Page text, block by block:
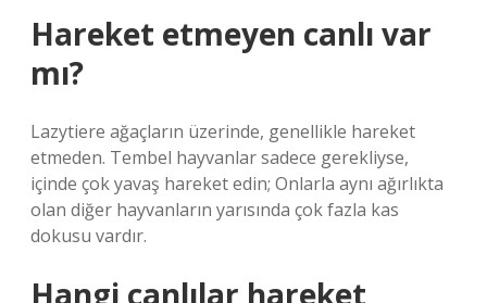
Hareket etmeyen canlı var
mı?
Lazytiere ağaçların üzerinde, genellikle hareket
etmeden. Tembel hayvanlar sadece gerekliyse,
içinde çok yavaş hareket edin; Onlarla aynı ağırlıkta
olan diğer hayvanların yarısında çok fazla kas
dokusu vardır.
Hangi canlılar hareket